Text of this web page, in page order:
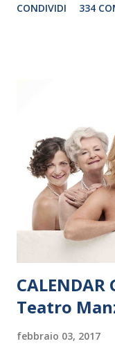
debutterà il 10
“Settembre
consecutivo. Il
giovani artisti della
volta. L’orchestra,
da un prestigioso
CONDIVIDI 334
Teatro
febbraio 03, 2017